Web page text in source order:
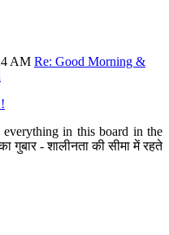
AM Re: Good Morning &
in this board in the
गुबार - शालीनता की सीमा में रहते